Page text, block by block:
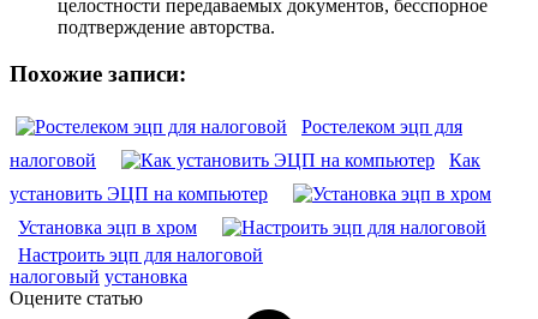
целостности передаваемых документов, бесспорное
подтверждение авторства.
Похожие записи:
Ростелеком эцп для
налоговой
Как
установить ЭЦП на компьютер
Установка эцп в хром
Настроить эцп для налоговой
налоговый установка
Оцените статью